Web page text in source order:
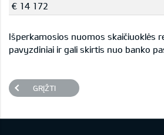
€ 14 172
Išperkamosios nuomos skaičiuoklės
pavyzdiniai ir gali skirtis nuo banko
GRĮŽTI